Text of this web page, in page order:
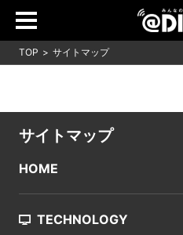
TOP サイトマップ
サイトマップ
HOME
TECHNOLOGY